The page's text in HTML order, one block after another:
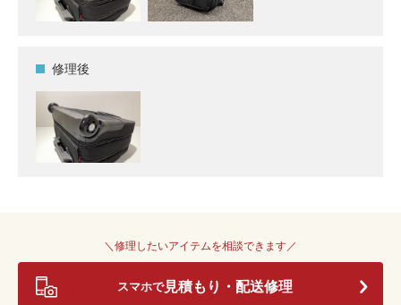
修理後
＼修理したいアイテムを相談できます／
スマホで見積もり・配送修理